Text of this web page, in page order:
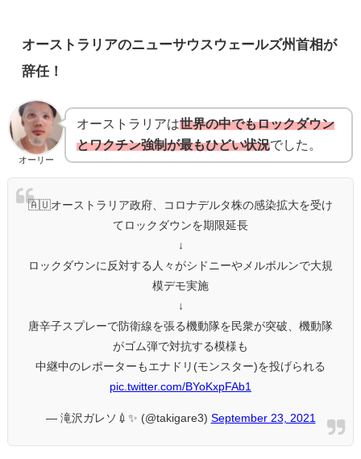
オーストラリアのニューサウスウェールズ州首相が
辞任！
オーリー
オーストラリアは世界の中でもロックダウン
とワクチン強制が最もひどい状況でした。
🇦🇺オーストラリア政府、コロナデルタ株の感染拡大を受け
てロックダウンを期限延長
↓
ロックダウンに反対する人々がシドニーやメルボルンで大規
模デモ実施
↓
唐辛子スプレーで防衛線を張る機動隊を民衆が突破、機動隊
がゴム弾で対抗する模様も
中継中のレポーターもエナドリ(モンスター)を投げられる
pic.twitter.com/BYoKxpFAb1
— 滝沢ガレソ💉✨ (@takigare3) September 23, 2021